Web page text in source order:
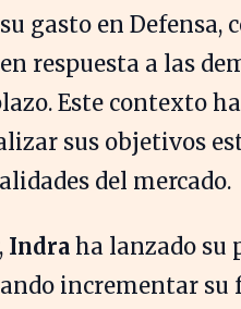
gasto en Defensa,
respuesta a las
Este contexto
sus objetivos
del mercado.
Indra ha lanzado su
incrementar su